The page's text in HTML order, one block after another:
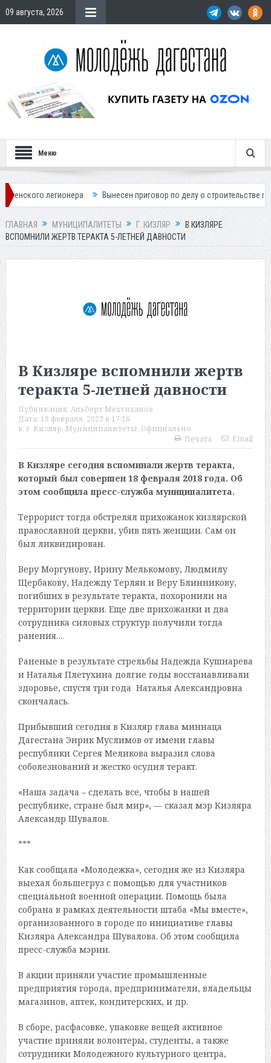
09 августа, 2026
Меню
Вынесен приговор по делу о строительстве гостиницы у
ГЛАВНАЯ МУНИЦИПАЛИТЕТЫ Г. КИЗЛЯР
В КИЗЛЯРЕ
ВСПОМНИЛИ ЖЕРТВ ТЕРАКТА 5-ЛЕТНЕЙ ДАВНОСТИ
В Кизляре вспомнили жертв
теракта 5-летней давности
Публикация: Альберт Мехтиханов
Дата: 18 февраля, 2023 в 17:16
в: г. Кизляр, Муниципалитеты, Официально
Печать
Email
В Кизляре сегодня вспоминали жертв теракта,
который был совершен 18 февраля 2018 года. Об
этом сообщила пресс-служба муниципалитета.
Террорист тогда обстрелял прихожанок кизлярской
православной церкви, убив пять женщин. Сам он
был ликвидирован.
Веру Моргунову, Ирину Мелькомову, Людмилу
Щербакову, Надежду Терлян и Веру Блинникову,
погибших в результате теракта, похоронили на
территории церкви. Еще две прихожанки и два
сотрудника силовых структур получили тогда
ранения…
Раненые в результате стрельбы Надежда Кушнарева
и Наталья Плетухина долгие годы восстанавливали
здоровье, спустя три года Наталья Александровна
скончалась.
Прибывший сегодня в Кизляр глава миннаца
Дагестана Энрик Муслимов от имени главы
республики Сергея Меликова выразил слова
соболезнований и жестко осудил теракт.
«Наша задача – сделать все, чтобы в нашей
республике, стране был мир», — сказал мэр Кизляра
Александр Шувалов.
***
Как сообщала «Молодежка», сегодня же из Кизляра
выехал большегруз с помощью для участников
специальной военной операции. Помощь была
собрана в рамках деятельности штаба «Мы вместе»,
организованного в городе по инициативе главы
Кизляра Александра Шувалова. Об этом сообщила
пресс-служба мэрии.
В акции приняли участие промышленные
предприятия города, предприниматели, владельцы
магазинов, аптек, кондитерских, и др.
В сборе, расфасовке, упаковке вещей активное
участие приняли волонтеры, студенты, а также
сотрудники Молодежного культурного центра,